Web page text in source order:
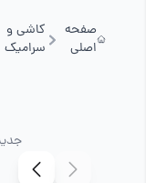
صفحه
اصلی
کاشی و
سرامیک